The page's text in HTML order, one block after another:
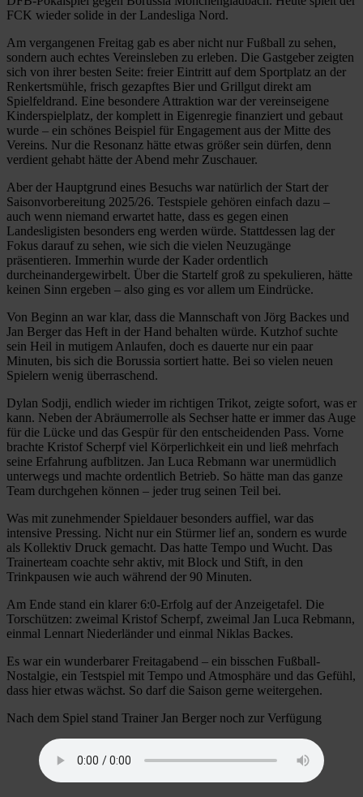
FCK wieder solide in der Landesliga Nord.
Am vergangenen Freitag gab es aber nicht nur Fußball zu sehen,
sondern auch echtes Vereinsleben zu erleben. Die Gastgeber zeigten
sich von ihrer besten Seite: freier Eintritt auf dem Sportplatz an der
Renkertsmühle, frisch gezapftes Bier und Grillgut direkt am
Spielfeldrand. Eine besondere Attraktion war der vereinseigene
Kinderspielplatz, der komplett in Eigenregie finanziert und gebaut
wurde – ein schönes Beispiel für Engagement aus der Mitte des
Vereins. Nur die Resonanz hätte etwas größer sein dürfen, denn
verdient gehabt hätte der Abend mehr Zuschauer.
Aber der Hauptgrund eines Besuchs war natürlich der Start der
Saisonvorbereitung 2025/26. Testspiele gehören einfach dazu –
auch wenn niemand erwartet hatte, dass es gegen einen
Landesligisten besonders eng werden würde. Stattdessen lag der
Fokus darauf zu sehen, wie sich die vielen Neuzugänge
präsentieren. Immerhin wurde der Kader ordentlich
durcheinandergewirbelt. Über die Startelf groß zu spekulieren, hätte
keinen Sinn ergeben – also ging es vor allem um Eindrücke.
Von Beginn an war klar, dass die Mannschaft von Jörg Backes und
Jan Berger das Heft in der Hand behalten würde. Kutzhof suchte
sein Heil in mutigem Anlaufen, doch es dauerte nur ein paar
Minuten, bis sich die Borussia sortiert hatte. Bei so vielen neuen
Spielern wenig überraschend.
Dylan Sodji, endlich wieder im richtigen Trikot, zeigte sofort, was er
kann. Neben der Abräumerrolle als Sechser hatte er immer das Auge
für die Lücke und das Gespür für den entscheidenden Pass. Vorne
brachte Kristof Scherpf viel Körperlichkeit ein und ließ mehrfach
seine Erfahrung aufblitzen. Jan Luca Rebmann war unermüdlich
unterwegs und machte ordentlich Betrieb. So hätte man das ganze
Team durchgehen können – jeder trug seinen Teil bei.
Was mit zunehmender Spieldauer besonders auffiel, war das
intensive Pressing. Nicht nur ein Stürmer lief an, sondern es wurde
als Kollektiv Druck gemacht. Das hatte Tempo und Wucht. Das
Trainerteam coachte sehr aktiv, mit Block und Stift, in den
Trinkpausen wie auch während der 90 Minuten.
Am Ende stand ein klarer 6:0-Erfolg auf der Anzeigetafel. Die
Torschützen: zweimal Kristof Scherpf, zweimal Jan Luca Rebmann,
einmal Lennart Niederländer und einmal Niklas Backes.
Es war ein wunderbarer Freitagabend – ein bisschen Fußball-
Nostalgie, ein Testspiel mit Tempo und Atmosphäre und das Gefühl,
dass hier etwas wächst. So darf die Saison gerne weitergehen.
Nach dem Spiel stand Trainer Jan Berger noch zur Verfügung